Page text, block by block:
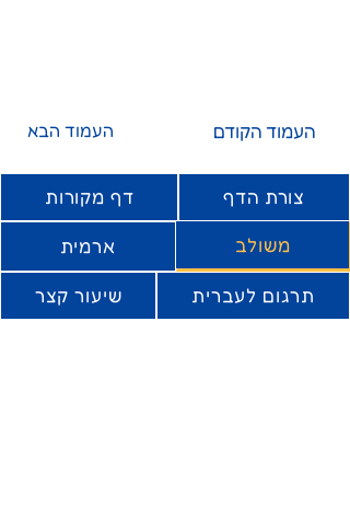
העמוד הבא העמוד הקודם
צורת הדף דף מקורות
משולב ארמית
תרגום לעברית שיעור קצר